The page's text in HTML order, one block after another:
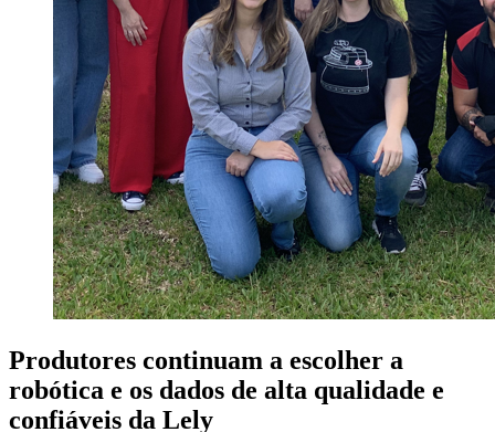
Produtores continuam a escolher a
robótica e os dados de alta qualidade e
confiáveis da Lely